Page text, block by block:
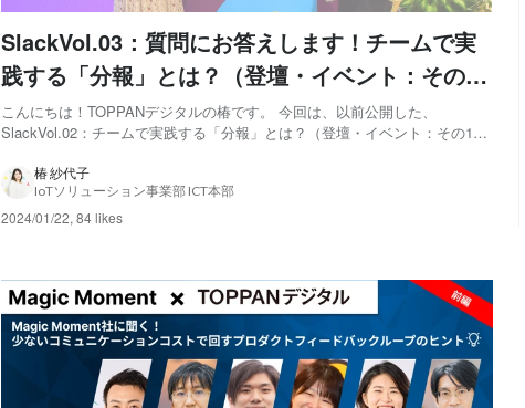
SlackVol.03：質問にお答えします！チームで実
践する「分報」とは？（登壇・イベント：その
2）
こんにちは！TOPPANデジタルの椿です。 今回は、以前公開した、
SlackVol.02：チームで実践する「分報」とは？（登壇・イベント：その1）
ントをいただき、全て読ませていただきました。今回は、イベントでは話し
きれなかった#timesの話と...
椿 紗代子
IoTソリューション事業部 ICT本部
2024/01/22, 84 likes